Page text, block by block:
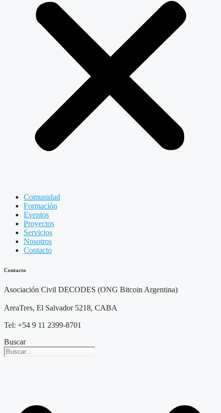
Comunidad
Formación
Eventos
Proyectos
Servicios
Nosotros
Contacto
Contacto
Asociación Civil DECODES (ONG Bitcoin Argentina)
AreaTres, El Salvador 5218, CABA
Tel: +54 9 11 2399-8701
Buscar